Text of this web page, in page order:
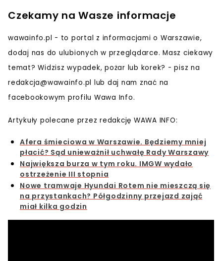
Czekamy na Wasze informacje
wawainfo.pl - to portal z informacjami o Warszawie,
dodaj nas do ulubionych w przeglądarce. Masz ciekawy
temat? Widzisz wypadek, pożar lub korek? - pisz na
redakcja@wawainfo.pl lub daj nam znać na
facebookowym profilu Wawa Info.
Artykuły polecane przez redakcję WAWA INFO:
Afera śmieciowa w Warszawie. Będziemy mniej
płacić? Sąd unieważnił uchwałę Rady Warszawy
Największa burza w tym roku. IMGW wydało
ostrzeżenie III stopnia
Nowe tramwaje Hyundai Rotem nie mieszczą się
na przystankach? Półgodzinny przejazd zająć
miał kilka godzin